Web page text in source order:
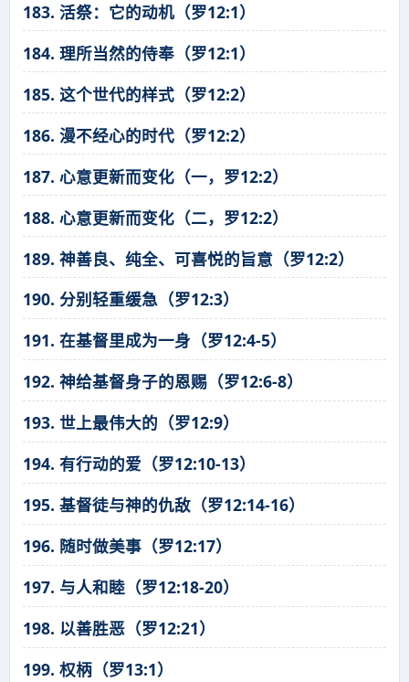
183. 活祭：它的动机（罗12:1）
184. 理所当然的侍奉（罗12:1）
185. 这个世代的样式（罗12:2）
186. 漫不经心的时代（罗12:2）
187. 心意更新而变化（一，罗12:2）
188. 心意更新而变化（二，罗12:2）
189. 神善良、纯全、可喜悦的旨意（罗12:2）
190. 分别轻重缓急（罗12:3）
191. 在基督里成为一身（罗12:4-5）
192. 神给基督身子的恩赐（罗12:6-8）
193. 世上最伟大的（罗12:9）
194. 有行动的爱（罗12:10-13）
195. 基督徒与神的仇敌（罗12:14-16）
196. 随时做美事（罗12:17）
197. 与人和睦（罗12:18-20）
198. 以善胜恶（罗12:21）
199. 权柄（罗13:1）